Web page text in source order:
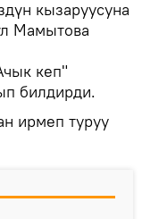
кызаруусуна
Мамытова
кеп"
билдирди.
ирмеп туруу